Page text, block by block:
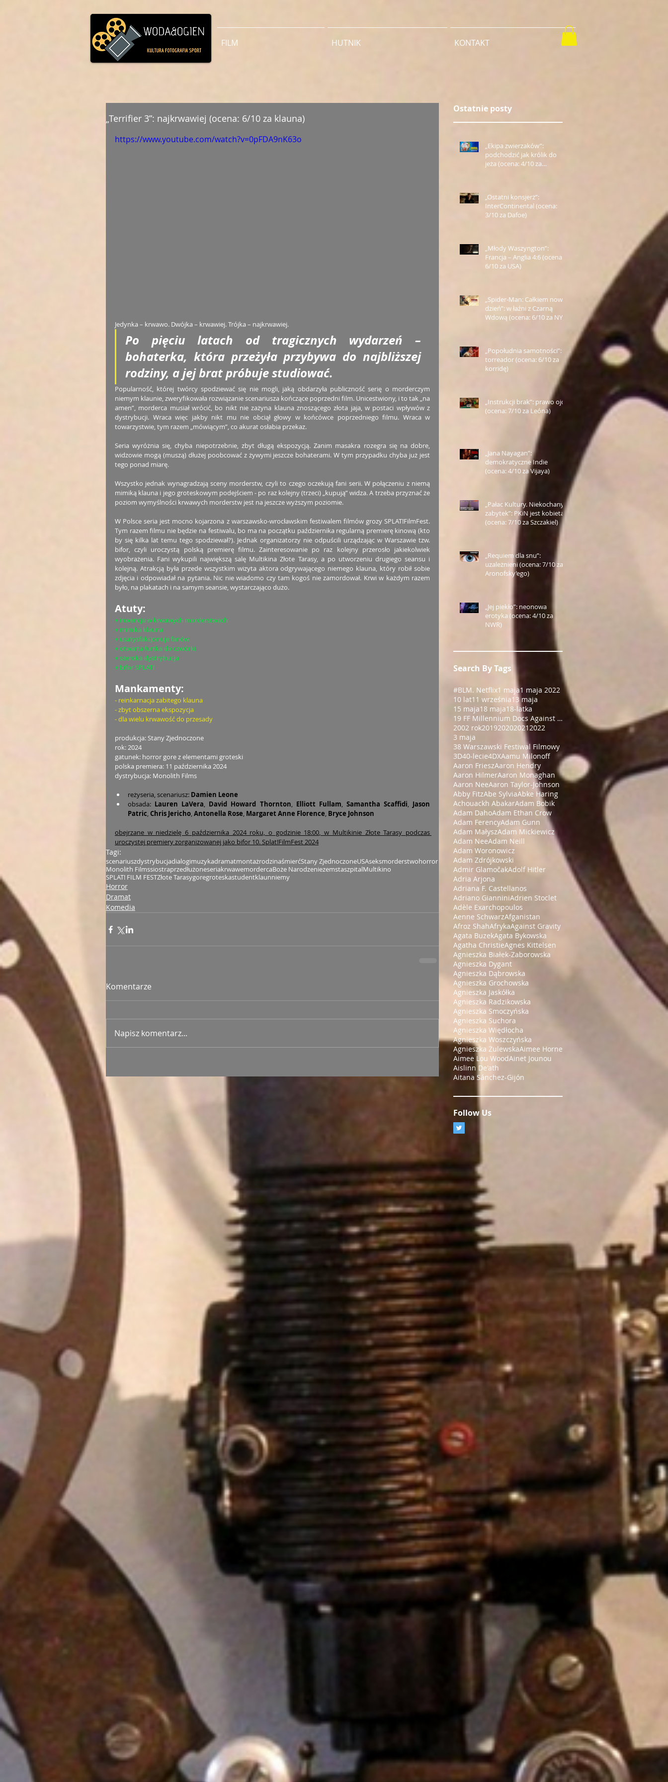
FILM HUTNIK KONTAKT
„Terrifier 3”: najkrwawiej (ocena: 6/10 za klauna)
https://www.youtube.com/watch?v=0pFDA9nK63o
Jedynka – krwawo. Dwójka – krwawiej. Trójka – najkrwawiej.
Po pięciu latach od tragicznych wydarzeń –
bohaterka, która przeżyła przybywa do najbliższej
rodziny, a jej brat próbuje studiować.
Popularność, której twórcy spodziewać się nie mogli, jaką obdarzyła publiczność serię o morderczym
niemym klaunie, zweryfikowała rozwiązanie scenariusza kończące poprzedni film. Unicestwiony, i to tak „na
amen”, morderca musiał wrócić, bo nikt nie zażyna klauna znoszącego złota jaja, w postaci wpływów z
dystrybucji. Wraca więc jakby nikt mu nie obciął głowy w końcówce poprzedniego filmu. Wraca w
towarzystwie, tym razem „mówiącym”, co akurat osłabia przekaz.
Seria wyróżnia się, chyba niepotrzebnie, zbyt długą ekspozycją. Zanim masakra rozegra się na dobre,
widzowie mogą (muszą) dłużej poobcować z żywymi jeszcze bohaterami. W tym przypadku chyba już jest
tego ponad miarę.
Wszystko jednak wynagradzają sceny morderstw, czyli to czego oczekują fani serii. W połączeniu z niemą
mimiką klauna i jego groteskowym podejściem - po raz kolejny (trzeci) „kupują” widza. A trzeba przyznać że
poziom wymyślności krwawych morderstw jest na jeszcze wyższym poziomie.
W Polsce seria jest mocno kojarzona z warszawsko-wrocławskim festiwalem filmów grozy SPLAT!FilmFest.
Tym razem filmu nie będzie na festiwalu, bo ma na początku października regularną premierę kinową (kto
by się kilka lat temu tego spodziewał?). Jednak organizatorzy nie odpuścili urządzając w Warszawie tzw.
bifor, czyli uroczystą polską premierę filmu. Zainteresowanie po raz kolejny przerosło jakiekolwiek
wyobrażenia. Fani wykupili największą salę Multikina Złote Tarasy, a po utworzeniu drugiego seansu i
kolejną. Atrakcją była przede wszystkim wizyta aktora odgrywającego niemego klauna, który robił sobie
zdjęcia i odpowiadał na pytania. Nic nie wiadomo czy tam kogoś nie zamordował. Krwi w każdym razem
było, na plakatach i na samym seansie, wystarczająco dużo.
Atuty:
+ inwencja w krwawych morderstwach
+ mimika klauna
+ usatysfakcjonuje fanów
+ otwarta furtka do czwórki
+ szeroka dystrybucja
+ bifor SPLAT!
Mankamenty:
- reinkarnacja zabitego klauna
- zbyt obszerna ekspozycja
- dla wielu krwawość do przesady
produkcja: Stany Zjednoczone
rok: 2024
gatunek: horror gore z elementami groteski
polska premiera: 11 października 2024
dystrybucja: Monolith Films
reżyseria, scenariusz: Damien Leone
obsada: Lauren LaVera, David Howard Thornton, Elliott Fullam, Samantha Scaffidi, Jason
Patric, Chris Jericho, Antonella Rose, Margaret Anne Florence, Bryce Johnson
obejrzane w niedzielę 6 października 2024 roku, o godzinie 18:00, w Multikinie Złote Tarasy podczas
uroczystej premiery zorganizowanej jako bifor 10. Splat!FilmFest 2024
Tagi:
scenariuszdystrybucjadialogimuzykadramatmontażrodzinaśmierćStany ZjednoczoneUSAseksmorderstwohorror
Monolith FilmssiostraprzedłużoneseriakrwawemordercaBoże NarodzeniezemstaszpitalMultikino
SPLAT! FILM FESTZłote Tarasygoregroteskastudentklaunniemy
Horror
Dramat
Komedia
Komentarze
Napisz komentarz...
Ostatnie posty
„Ekipa zwierzaków”:
podchodzić jak królik do
jeża (ocena: 4/10 za
„Ostatni konsjerż”:
InterContinental (ocena:
3/10 za Dafoe)
„Młody Waszyngton”:
Francja – Anglia 4:6 (ocena:
6/10 za USA)
„Spider-Man: Całkiem nowy
dzień”: w łaźni z Czarną
Wdową (ocena: 6/10 za NY)
„Popołudnia samotności”:
torreador (ocena: 6/10 za
korridę)
„Instrukcji brak”: prawo ojca
(ocena: 7/10 za Leóna)
„Jana Nayagan”:
demokratyczne Indie
(ocena: 4/10 za Vijaya)
„Pałac Kultury. Niekochany
zabytek”: PKiN jest kobietą
(ocena: 7/10 za Szczakiel)
„Requiem dla snu”:
uzależnieni (ocena: 7/10 za
Aronofsky’ego)
„Jej piekło”: neonowa
erotyka (ocena: 4/10 za
NWR)
Search By Tags
#BLM. Netflix1 maja1 maja 2022
10 lat11 września13 maja
15 maja18 maja18-latka
19 FF Millennium Docs Against Gravity!
2002 rok201920202021 2022
3 maja
38 Warszawski Festiwal Filmowy
3D40-lecie4DXAamu Milonoff
Aaron FrieszAaron Hendry
Aaron HilmerAaron Monaghan
Aaron NeeAaron Taylor-Johnson
Abby FitzAbe SylviaAbke Haring
Achouackh AbakarAdam Bobik
Adam DahoAdam Ethan Crow
Adam FerencyAdam Gunn
Adam MałyszAdam Mickiewicz
Adam NeeAdam Neill
Adam Woronowicz
Adam Zdrójkowski
Admir GlamočakAdolf Hitler
Adria Arjona
Adriana F. Castellanos
Adriano GianniniAdrien Stoclet
Adèle Exarchopoulos
Aenne SchwarzAfganistan
Afroz ShahAfrykaAgainst Gravity
Agata BuzekAgata Bykowska
Agatha ChristieAgnes Kittelsen
Agnieszka Białek-Zaborowska
Agnieszka Dygant
Agnieszka Dąbrowska
Agnieszka Grochowska
Agnieszka Jaskółka
Agnieszka Radzikowska
Agnieszka Smoczyńska
Agnieszka Suchora
Agnieszka Więdłocha
Agnieszka Woszczyńska
Agnieszka ŻulewskaAimee Horne
Aimee Lou WoodAinet Jounou
Aislinn De'ath
Aitana Sánchez-Gijón
Follow Us